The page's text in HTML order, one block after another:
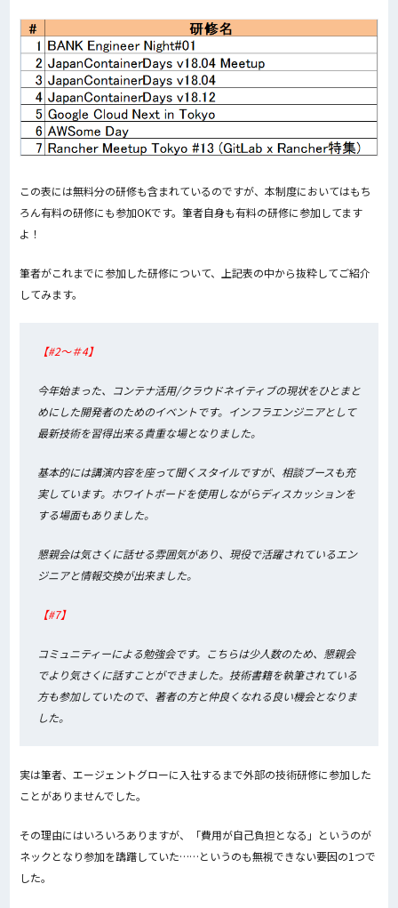
この表には無料分の研修も含まれているのですが、本制度においてはもち
ろん有料の研修にも参加OKです。筆者自身も有料の研修に参加してます
よ！
筆者がこれまでに参加した研修について、上記表の中から抜粋してご紹介
してみます。
【#2～＃4】
今年始まった、コンテナ活用/クラウドネイティブの現状をひとまと
めにした開発者のためのイベントです。インフラエンジニアとして
最新技術を習得出来る貴重な場となりました。
基本的には講演内容を座って聞くスタイルですが、相談ブースも充
実しています。ホワイトボードを使用しながらディスカッションを
する場面もありました。
懇親会は気さくに話せる雰囲気があり、現役で活躍されているエン
ジニアと情報交換が出来ました。
【#7】
コミュニティーによる勉強会です。こちらは少人数のため、懇親会
でより気さくに話すことができました。技術書籍を執筆されている
方も参加していたので、著者の方と仲良くなれる良い機会となりま
した。
実は筆者、エージェントグローに入社するまで外部の技術研修に参加した
ことがありませんでした。
その理由にはいろいろありますが、「費用が自己負担となる」というのが
ネックとなり参加を躊躇していた……というのも無視できない要因の1つで
した。